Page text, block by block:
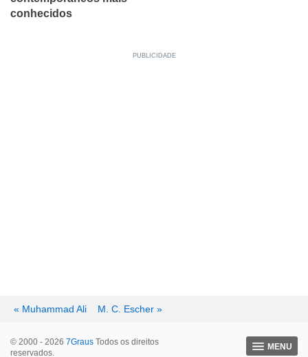
conhecidos
« Muhammad Ali M. C. Escher »
MENU
© 2000 - 2026 7Graus Todos os direitos
reservados.